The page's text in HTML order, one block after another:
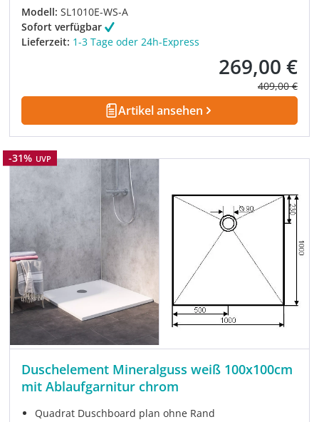
Modell: SL1010E-WS-A
Sofort verfügbar
Lieferzeit: 1-3 Tage oder 24h-Express
Verkaufspreis:
269,00 €
Regulärer
409,00 €
Artikel ansehen
Rabatt
-31% UVP
Duschelement Mineralguss weiß 100x100cm
mit Ablaufgarnitur chrom
Quadrat Duschboard plan ohne Rand